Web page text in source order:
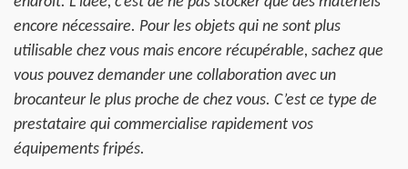
encore nécessaire. Pour les objets qui ne sont plus
utilisable chez vous mais encore récupérable, sachez que
vous pouvez demander une collaboration avec un
brocanteur le plus proche de chez vous. C’est ce type de
prestataire qui commercialise rapidement vos
équipements fripés.